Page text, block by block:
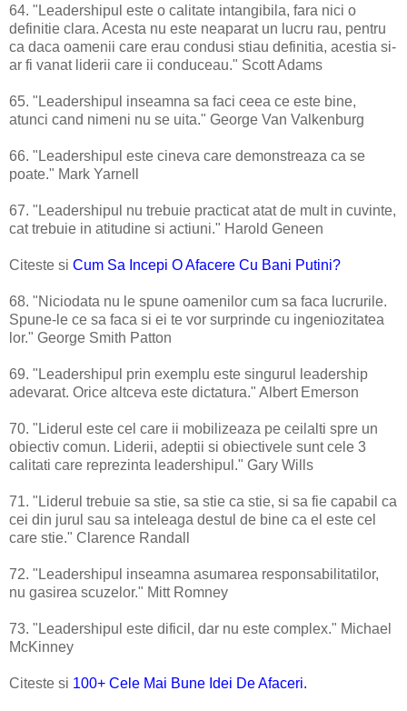
64. "Leadershipul este o calitate intangibila, fara nici o
definitie clara. Acesta nu este neaparat un lucru rau, pentru
ca daca oamenii care erau condusi stiau definitia, acestia si-
ar fi vanat liderii care ii conduceau." Scott Adams
65. "Leadershipul inseamna sa faci ceea ce este bine,
atunci cand nimeni nu se uita." George Van Valkenburg
66. "Leadershipul este cineva care demonstreaza ca se
poate." Mark Yarnell
67. "Leadershipul nu trebuie practicat atat de mult in cuvinte,
cat trebuie in atitudine si actiuni." Harold Geneen
Citeste si Cum Sa Incepi O Afacere Cu Bani Putini?
68. "Niciodata nu le spune oamenilor cum sa faca lucrurile.
Spune-le ce sa faca si ei te vor surprinde cu ingeniozitatea
lor." George Smith Patton
69. "Leadershipul prin exemplu este singurul leadership
adevarat. Orice altceva este dictatura." Albert Emerson
70. "Liderul este cel care ii mobilizeaza pe ceilalti spre un
obiectiv comun. Liderii, adeptii si obiectivele sunt cele 3
calitati care reprezinta leadershipul." Gary Wills
71. "Liderul trebuie sa stie, sa stie ca stie, si sa fie capabil ca
cei din jurul sau sa inteleaga destul de bine ca el este cel
care stie." Clarence Randall
72. "Leadershipul inseamna asumarea responsabilitatilor,
nu gasirea scuzelor." Mitt Romney
73. "Leadershipul este dificil, dar nu este complex." Michael
McKinney
Citeste si 100+ Cele Mai Bune Idei De Afaceri.